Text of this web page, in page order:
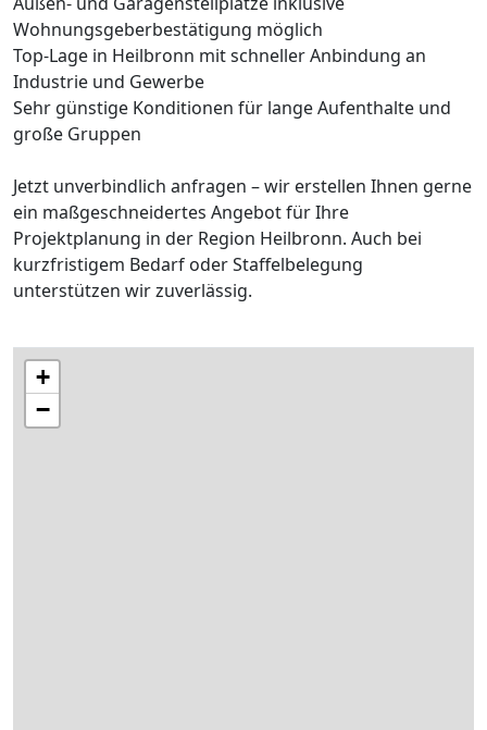
Wohnungsgeberbestätigung möglich
Top-Lage in Heilbronn mit schneller Anbindung an
Industrie und Gewerbe
Sehr günstige Konditionen für lange Aufenthalte und
große Gruppen
Jetzt unverbindlich anfragen – wir erstellen Ihnen gerne
ein maßgeschneidertes Angebot für Ihre
Projektplanung in der Region Heilbronn. Auch bei
kurzfristigem Bedarf oder Staffelbelegung
unterstützen wir zuverlässig.
+
−